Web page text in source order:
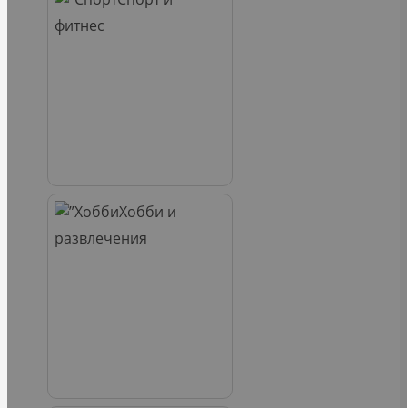
фитнес
Хобби и
развлечения